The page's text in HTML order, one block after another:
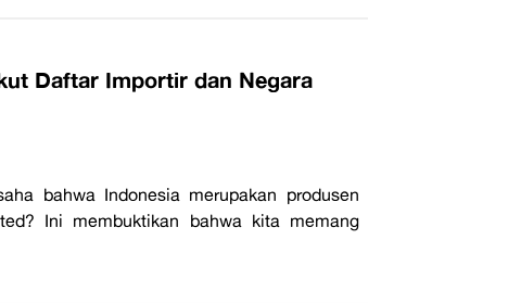
Daftar Importir dan Negara
bahwa Indonesia merupakan produsen
Ini membuktikan bahwa kita memang